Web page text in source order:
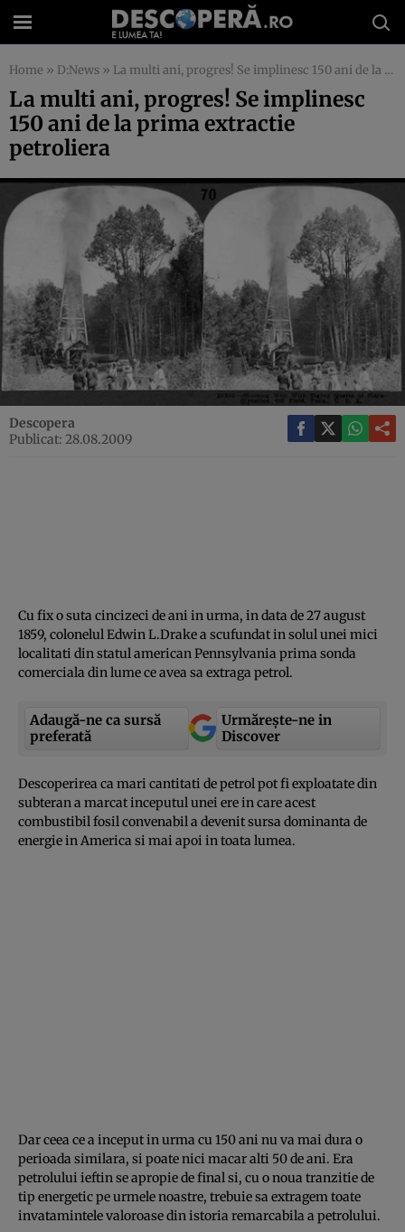
Home » D:News » La multi ani, progres! Se implinesc 150 ani de la prima extractie petroliera
La multi ani, progres! Se implinesc
150 ani de la prima extractie
petroliera
Descopera
Publicat: 28.08.2009
Cu fix o suta cincizeci de ani in urma, in data de 27 august
1859, colonelul Edwin L.Drake a scufundat in solul unei mici
localitati din statul american Pennsylvania prima sonda
comerciala din lume ce avea sa extraga petrol.
Adaugă-ne ca sursă
preferată
Urmărește-ne in
Discover
Descoperirea ca mari cantitati de petrol pot fi exploatate din
subteran a marcat inceputul unei ere in care acest
combustibil fosil convenabil a devenit sursa dominanta de
energie in America si mai apoi in toata lumea.
Dar ceea ce a inceput in urma cu 150 ani nu va mai dura o
perioada similara, si poate nici macar alti 50 de ani. Era
petrolului ieftin se apropie de final si, cu o noua tranzitie de
tip energetic pe urmele noastre, trebuie sa extragem toate
invatamintele valoroase din istoria remarcabila a petrolului.